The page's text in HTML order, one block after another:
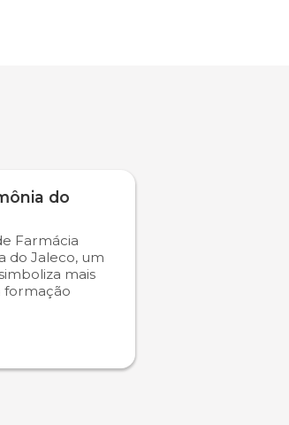
do
Farmácia
do Jaleco, um
mais
formação